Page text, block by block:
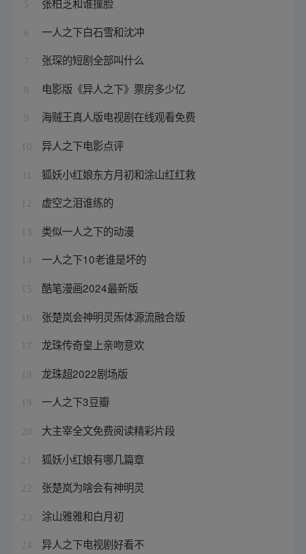
5
6 一人之下白石雪和沈冲
7 张琛的短剧全部叫什么
8 电影版《异人之下》票房多少亿
9 海贼王真人版电视剧在线观看免费
10 异人之下电影点评
狐妖小红娘东方月初和涂山红红救
12 虚空之泪谁练的
13 类似一人之下的动漫
14 一人之下10老谁是坏的
15 酷笔漫画2024最新版
16 张楚岚会神明灵炁体源流融合版
17 龙珠传奇皇上亲吻意欢
18 龙珠超2022剧场版
19 一人之下3豆瓣
20 大主宰全文免费阅读精彩片段
21 狐妖小红娘有哪几篇章
22 张楚岚为啥会有神明灵
23 涂山雅雅和白月初
24 异人之下电视剧好看不